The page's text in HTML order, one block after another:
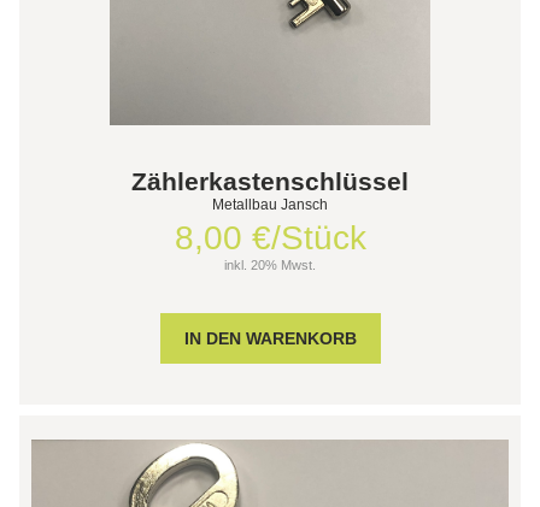
Zählerkastenschlüssel
Metallbau Jansch
8,00 €/Stück
inkl. 20% Mwst.